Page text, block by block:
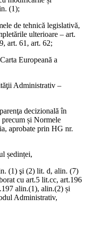
(1);
de tehnică legislativă,
ulterioare – art.
art. 61, art. 62;
Europeană a
Administrativ –
decizională în
și Normele
aprobate prin HG nr.
ședinței,
(1) şi (2) lit. d, alin. (7)
cu art.5 lit.cc, art.196
alin.(1), alin.(2) și
Administrativ,